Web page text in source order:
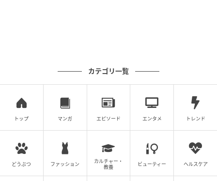
カテゴリ一覧
トップ マンガ エピソード エンタメ トレンド
どうぶつ ファッション
カルチャー・
教養
ビューティー ヘルスケア